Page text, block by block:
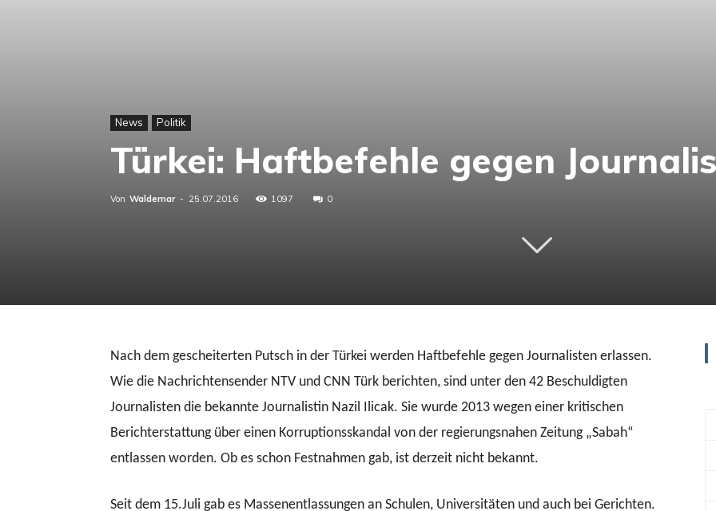
News Politik
Türkei: Haftbefehle gegen
Von Waldemar - 25.07.2016 1097 0
Nach dem gescheiterten Putsch in der Türkei werden Haftbefehle gegen Journalisten erlassen.
Wie die Nachrichtensender NTV und CNN Türk berichten, sind unter den 42 Beschuldigten
Journalisten die bekannte Journalistin Nazil Ilicak. Sie wurde 2013 wegen einer kritischen
Berichterstattung über einen Korruptionsskandal von der regierungsnahen Zeitung „Sabah“
entlassen worden. Ob es schon Festnahmen gab, ist derzeit nicht bekannt.
Seit dem 15.Juli gab es Massenentlassungen an Schulen, Universitäten und auch bei Gerichten.